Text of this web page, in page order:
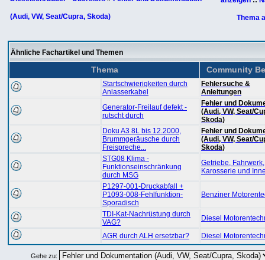
(Audi, VW, Seat/Cupra, Skoda) Thema
Ähnliche Fachartikel und Themen
Thema Community
Startschwierigkeiten durch
Anlasserkabel
Fehlersuche &
Anleitungen
Generator-Freilauf defekt -
rutscht durch
Fehler und
(Audi, VW, Seat/
Skoda)
Doku A3 8L bis 12.2000,
Brummgeräusche durch
Freispreche...
Fehler und
(Audi, VW, Seat/
Skoda)
STG08 Klima -
Funktionseinschränkung
durch MSG
Getriebe, Fahrwerk,
Karosserie und
P1297-001-Druckabfall +
P1093-008-Fehlfunktion-
Sporadisch
Benziner
TDI-Kat-Nachrüstung durch
VAG?
Diesel
AGR durch ALH ersetzbar? Diesel
Gehe zu: